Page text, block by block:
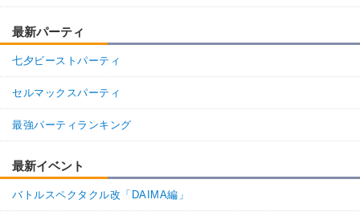
最新パーティ
七夕ビーストパーティ
セルマックスパーティ
最強パーティランキング
最新イベント
バトルスペクタクル改「DAIMA編」